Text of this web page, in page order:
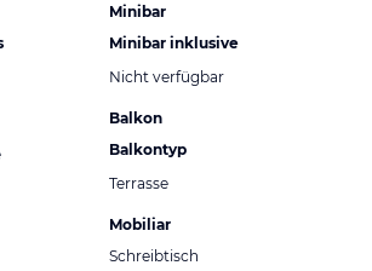
Minibar
Minibar inklusive
Nicht verfügbar
Balkon
Balkontyp
Terrasse
Mobiliar
Schreibtisch